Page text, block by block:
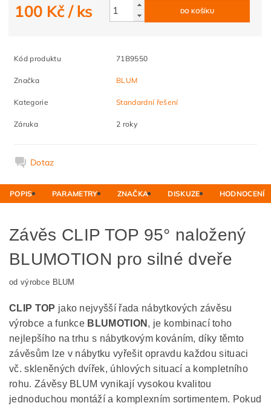
100 Kč/ ks
Kód produktu 71B9550
Značka BLUM
Kategorie Standardní řešení
Záruka 2 roky
Dotaz
POPIS PARAMETRY ZNAČKA DISKUZE HODNOCENÍ
Závěs CLIP TOP 95° naložený
BLUMOTION pro silné dveře
od výrobce BLUM
CLIP TOP jako nejvyšší řada nábytkových závěsu
výrobce a funkce BLUMOTION , je kombinací toho
nejlepšího na trhu s nábytkovým kováním, díky těmto
závěsům lze v nábytku vyřešit opravdu každou situaci
vč. skleněných dvířek, úhlových situací a kompletního
rohu. Závěsy BLUM vynikají vysokou kvalitou
jednoduchou montáží a komplexním sortimentem. Pokud